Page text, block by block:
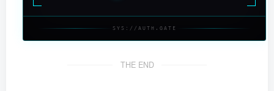
SYS://AUTH.GATE
THE END